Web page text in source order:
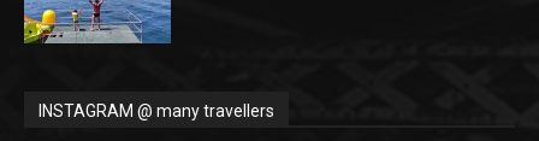
INSTAGRAM @ many travellers